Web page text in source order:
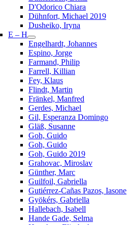
D'Odorico Chiara
Dühnfort, Michael 2019
Dusheiko, Iryna
E – H
Engelhardt, Johannes
Espino, Jorge
Farmand, Philip
Farrell, Killian
Fey, Klaus
Flindt, Martin
Fränkel, Manfred
Gerdes, Michael
Gil, Esperanza Domingo
Gläß, Susanne
Goh, Guido
Goh, Guido
Goh, Guido 2019
Grahovac, Miroslav
Günther, Marc
Guilfoil, Gabriella
Gutiérrez-Cañas Pazos, Iasone
Gyökérs, Gabriella
Hallebach, Isabell
Hande Gade, Selma